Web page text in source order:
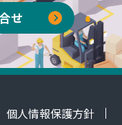
せ
個人情報保護方針